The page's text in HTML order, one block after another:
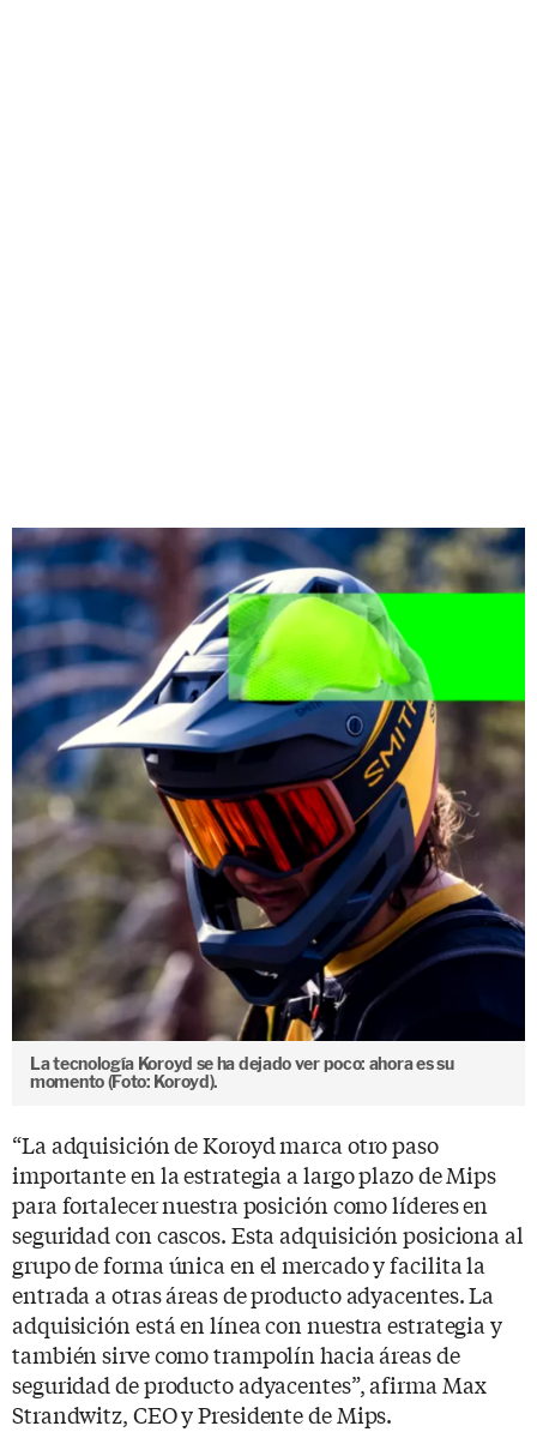
La tecnología Koroyd se ha dejado ver poco: ahora es su
momento (Foto: Koroyd).
“La adquisición de Koroyd marca otro paso
importante en la estrategia a largo plazo de Mips
para fortalecer nuestra posición como líderes en
seguridad con cascos. Esta adquisición posiciona al
grupo de forma única en el mercado y facilita la
entrada a otras áreas de producto adyacentes. La
adquisición está en línea con nuestra estrategia y
también sirve como trampolín hacia áreas de
seguridad de producto adyacentes”, afirma Max
Strandwitz, CEO y Presidente de Mips.